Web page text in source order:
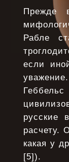
Прежде
Рабле
если
русские
расчету.
какая у
[5]).